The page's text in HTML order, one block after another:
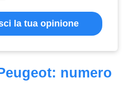
la tua opinione
numero